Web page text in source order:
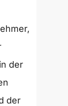
der
der